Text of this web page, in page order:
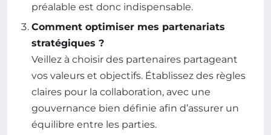
préalable est donc indispensable.
Comment optimiser mes partenariats
stratégiques ?
Veillez à choisir des partenaires partageant
vos valeurs et objectifs. Établissez des règles
claires pour la collaboration, avec une
gouvernance bien définie afin d’assurer un
équilibre entre les parties.